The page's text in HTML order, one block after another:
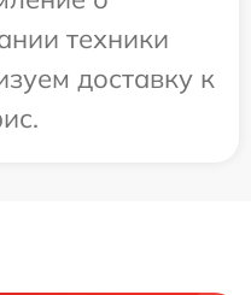
техники
доставку к